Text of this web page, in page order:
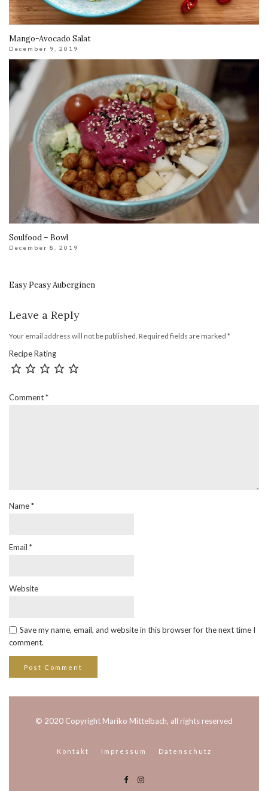
Mango-Avocado Salat
December 9, 2019
Soulfood – Bowl
December 8, 2019
Easy Peasy Auberginen
Leave a Reply
Your email address will not be published. Required fields are marked *
Recipe Rating
Comment*
Name*
Email *
Website
Save my name, email, and website in this browser for the next time I
comment.
© 2020 Copyright Mariko Mittelbach, all rights reserved
Kontakt Impressum Datenschutz